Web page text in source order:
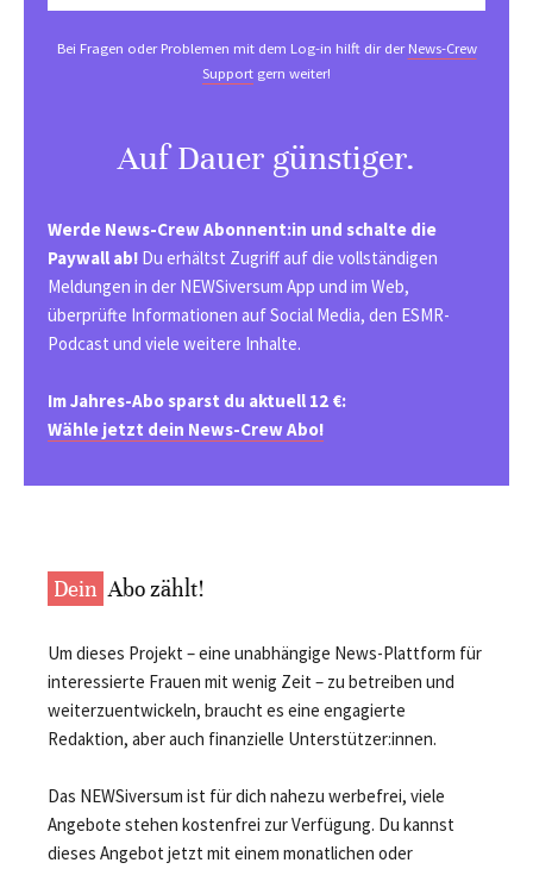
Bei Fragen oder Problemen mit dem Log-in hilft dir derNews-Crew
Support gern weiter!
Auf Dauer günstiger.
Werde News-Crew Abonnent:in und schalte die
Paywall ab! Du erhältst Zugriff auf die vollständigen
Meldungen in der NEWSiversum App und im Web,
überprüfte Informationen auf Social Media, den ESMR-
Podcast und viele weitere Inhalte.
Im Jahres-Abo sparst du aktuell 12 €:
Wähle jetzt dein News-Crew Abo!
Dein Abo zählt!
Um dieses Projekt – eine unabhängige News-Plattform für
interessierte Frauen mit wenig Zeit – zu betreiben und
weiterzuentwickeln, braucht es eine engagierte
Redaktion, aber auch finanzielle Unterstützer:innen.
Das NEWSiversum ist für dich nahezu werbefrei, viele
Angebote stehen kostenfrei zur Verfügung. Du kannst
dieses Angebot jetzt mit einem monatlichen oder